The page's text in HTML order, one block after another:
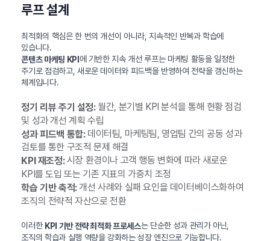
루프 설계
최적화의 핵심은 한 번의 개선이 아니라, 지속적인 반복과 학습에
있습니다.
콘텐츠 마케팅 KPI 에 기반한 지속 개선 루프는 마케팅 활동을 일정한
주기로 점검하고, 새로운 데이터와 피드백을 반영하여 전략을 갱신하는
체계입니다.
정기 리뷰 주기 설정:월간, 분기별 KPI 분석을 통해 현황 점검
및 성과 개선 계획 수립
성과 피드백 통합:데이터팀, 마케팅팀, 영업팀 간의 공동 성과
검토를 통한 구조적 문제 해결
KPI 재조정:시장 환경이나 고객 행동 변화에 따라 새로운
KPI를 도입 또는 기존 지표의 가중치 조정
학습 기반 축적:개선 사례와 실패 요인을 데이터베이스화하여
조직의 전략적 자산으로 전환
이러한 KPI 기반 전략 최적화 프로세스는 단순한 성과 관리가 아닌,
조직의 학습과 실행 역량을 강화하는 성장 엔진으로 기능합니다.